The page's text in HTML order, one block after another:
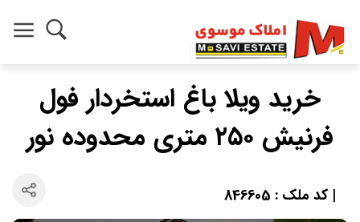
خرید ویلا باغ استخردار فول
فرنیش ۲۵۰ متری محدوده نور
| کد ملک : 846605